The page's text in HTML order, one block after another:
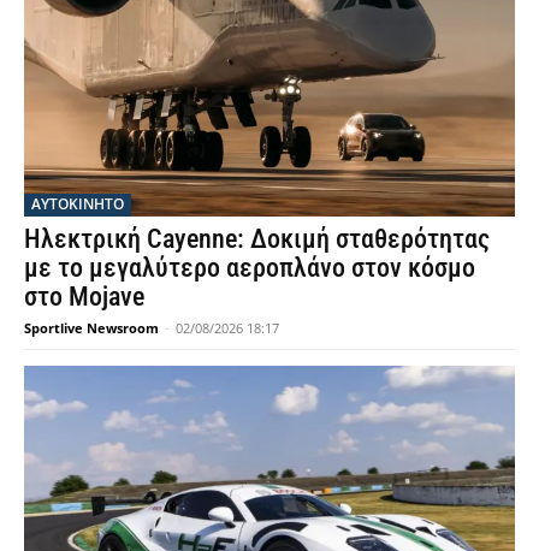
ΑΥΤΟΚΙΝΗΤΟ
Ηλεκτρική Cayenne: Δοκιμή σταθερότητας
με το μεγαλύτερο αεροπλάνο στον κόσμο
στο Mojave
Sportlive Newsroom - 02/08/2026 18:17